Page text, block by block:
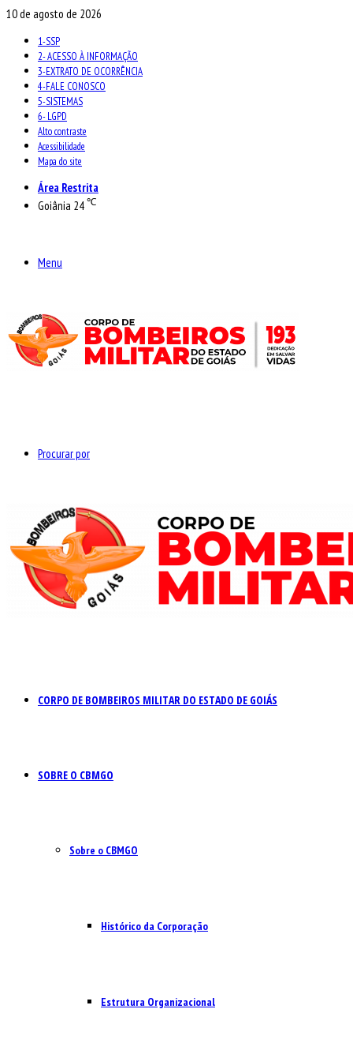
10 de agosto de 2026
1-SSP
2- ACESSO À INFORMAÇÃO
3-EXTRATO DE OCORRÊNCIA
4-FALE CONOSCO
5-SISTEMAS
6- LGPD
Alto contraste
Acessibilidade
Mapa do site
Área Restrita
Goiânia 24℃
Menu
Procurar por
CORPO DE BOMBEIROS MILITAR DO ESTADO DE GOIÁS
SOBRE O CBMGO
Sobre o CBMGO
Histórico da Corporação
Estrutura Organizacional